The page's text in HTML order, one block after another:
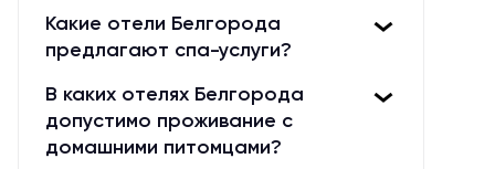
Какие отели Белгорода
предлагают спа-услуги?
В каких отелях Белгорода
допустимо проживание с
домашними питомцами?